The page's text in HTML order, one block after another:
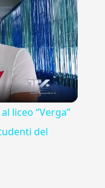
liceo “Verga”
del